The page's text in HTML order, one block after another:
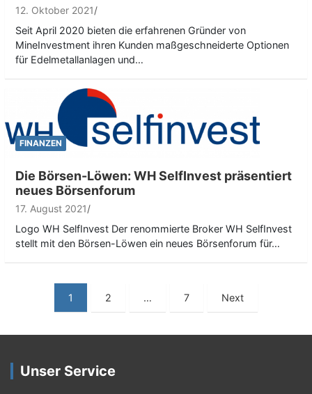
12. Oktober 2021
Seit April 2020 bieten die erfahrenen Gründer von
MineInvestment ihren Kunden maßgeschneiderte Optionen
für Edelmetallanlagen und…
FINANZEN
Die Börsen-Löwen: WH SelfInvest präsentiert
neues Börsenforum
17. August 2021
Logo WH SelfInvest Der renommierte Broker WH SelfInvest
stellt mit den Börsen-Löwen ein neues Börsenforum für…
i
t
1 2 … 7 Next
Unser Service